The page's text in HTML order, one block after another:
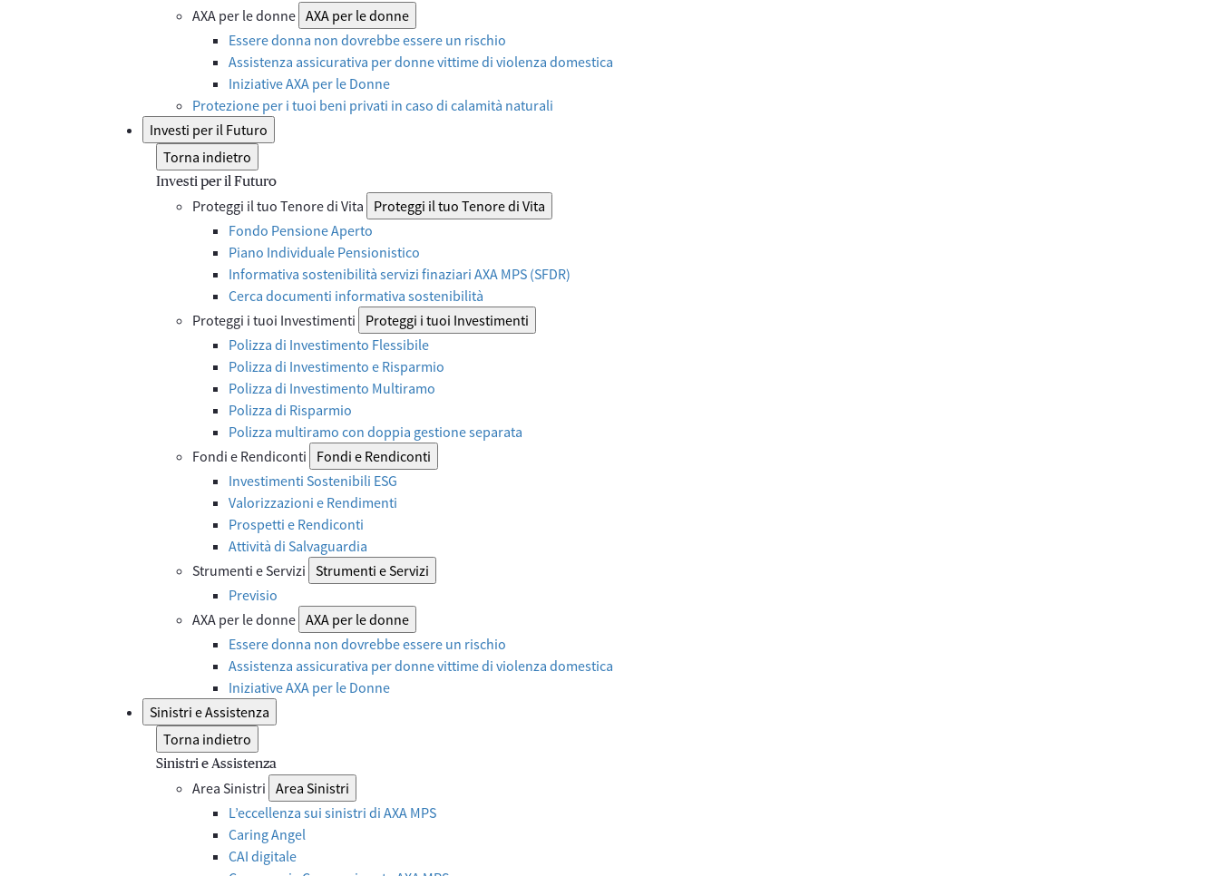
AXA per le donne AXA per le donne
Essere donna non dovrebbe essere un rischio
Assistenza assicurativa per donne vittime di violenza domestica
Iniziative AXA per le Donne
Protezione per i tuoi beni privati in caso di calamità naturali
Investi per il Futuro
Torna indietro
Investi per il Futuro
Proteggi il tuo Tenore di Vita
Proteggi il tuo Tenore di Vita
Fondo Pensione Aperto
Piano Individuale Pensionistico
Informativa sostenibilità servizi finaziari AXA MPS (SFDR)
Cerca documenti informativa sostenibilità
Proteggi i tuoi Investimenti
Proteggi i tuoi Investimenti
Polizza di Investimento Flessibile
Polizza di Investimento e Risparmio
Polizza di Investimento Multiramo
Polizza di Risparmio
Polizza multiramo con doppia gestione separata
Fondi e Rendiconti
Fondi e Rendiconti
Investimenti Sostenibili ESG
Valorizzazioni e Rendimenti
Prospetti e Rendiconti
Attività di Salvaguardia
Strumenti e Servizi Strumenti e Servizi
Previsio
AXA per le donne AXA per le donne
Essere donna non dovrebbe essere un rischio
Assistenza assicurativa per donne vittime di violenza domestica
Iniziative AXA per le Donne
Sinistri e Assistenza
Torna indietro
Sinistri e Assistenza
Area Sinistri Area Sinistri
L’eccellenza sui sinistri di AXA MPS
Caring Angel
CAI digitale